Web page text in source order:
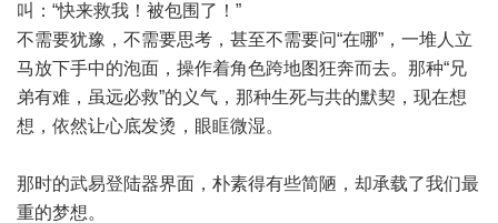
叫：“快来救我！被包围了！”
不需要犹豫，不需要思考，甚至不需要问“在哪”，一堆人立
马放下手中的泡面，操作着角色跨地图狂奔而去。那种“兄
弟有难，虽远必救”的义气，那种生死与共的默契，现在想
想，依然让心底发烫，眼眶微湿。
那时的武易登陆器界面，朴素得有些简陋，却承载了我们最
重的梦想。